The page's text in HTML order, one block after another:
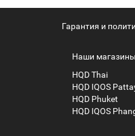
Гарантия и
Наши магазины
HQD Thai
HQD IQOS
HQD Phuket
HQD IQOS